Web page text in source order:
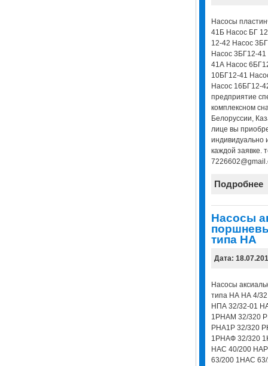
Насосы
41Б Насос БГ
12-42 Насос
Насос 3БГ12-
41А Насос
10БГ12-41
Насос 16БГ12-
предприятие
комплексном
Белоруссии,
лице вы
индивидуально
каждой заявке.
Подробнее
Насосы
типа НА
Дата:
Насосы
типа НА НА 4/
НПА 32/32-01
1РНАМ 32/320
РНА1Р 32/320
1РНАФ 32/320
НАС 40/200
63/200 1НАС